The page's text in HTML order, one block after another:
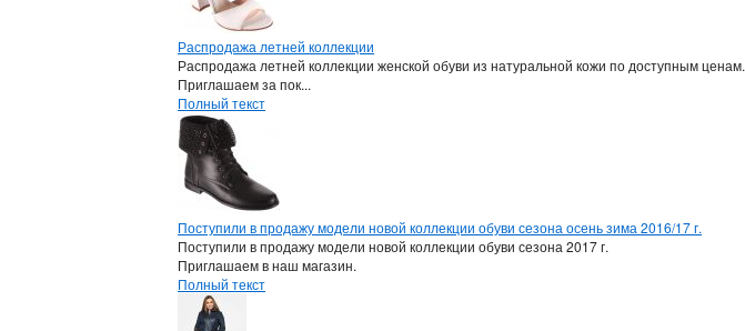
Распродажа летней коллекции
Распродажа летней коллекции женской обуви из натуральной кожи по доступным ценам.
Приглашаем за пок...
Полный текст
Поступили в продажу модели новой коллекции обуви сезона осень зима 2016/17 г.
Поступили в продажу модели новой коллекции обуви сезона 2017 г.
Приглашаем в наш магазин.
Полный текст